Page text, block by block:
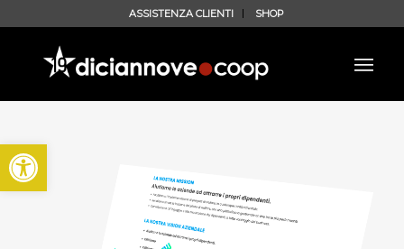
Apri la barra degli strumenti
ASSISTENZA CLIENTI SHOP